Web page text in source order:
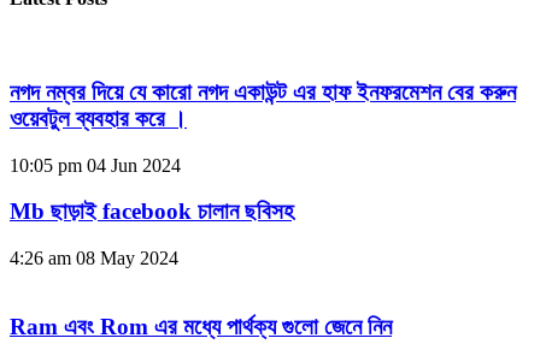
নগদ নম্বর দিয়ে যে কারো নগদ একাউন্ট এর হাফ ইনফরমেশন বের করুন
ওয়েবটুল ব্যবহার করে ।
10:05 pm 04 Jun 2024
Mb ছাড়াই facebook চালান ছবিসহ
4:26 am 08 May 2024
Ram এবং Rom এর মধ্যে পার্থক্য গুলো জেনে নিন